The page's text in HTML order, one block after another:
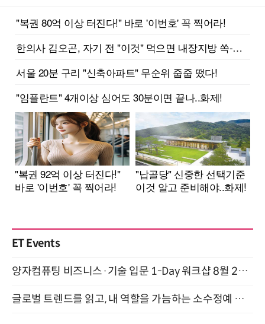
ET Events
양자컴퓨팅 비즈니스·기술 입문 1-Day 워크샵 8월 28일 개최
글로벌 트렌드를 읽고, 내 역할을 가늠하는 소수정예 실습 워크숍 (8/28)